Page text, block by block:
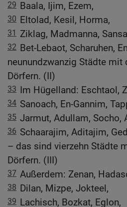
29 Baala, Ijim, Ezem,
30 Eltolad, Kesil, Horma,
31 Ziklag, Madmanna,
32 Bet-Lebaot, Scharuhen,
neunundzwanzig Städte mit
Dörfern. (II)
33 Im Hügelland: Eschtaol,
34 Sanoach, En-Gannim,
35 Jarmut, Adullam, Socho,
36 Schaarajim, Aditajim,
– das sind vierzehn Städte
Dörfern. (III)
37 Außerdem: Zenan,
38 Dilan, Mizpe, Jokteel,
39 Lachisch, Bozkat, Eglon,